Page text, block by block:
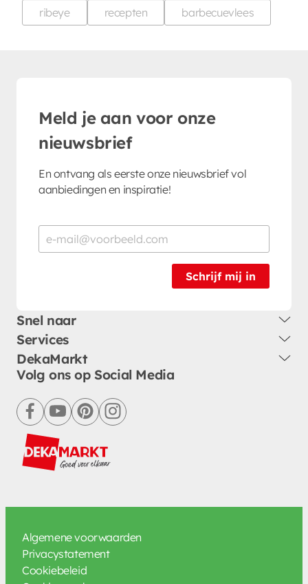
ribeye
recepten barbecuevlees
Meld je aan voor onze
nieuwsbrief
En ontvang als eerste onze nieuwsbrief vol
aanbiedingen en inspiratie!
Schrijf mij in
Snel naar
Services
DekaMarkt
Volg ons op Social Media
facebookyoutubepinterestinstagram
Algemene voorwaarden
Privacystatement
Cookiebeleid